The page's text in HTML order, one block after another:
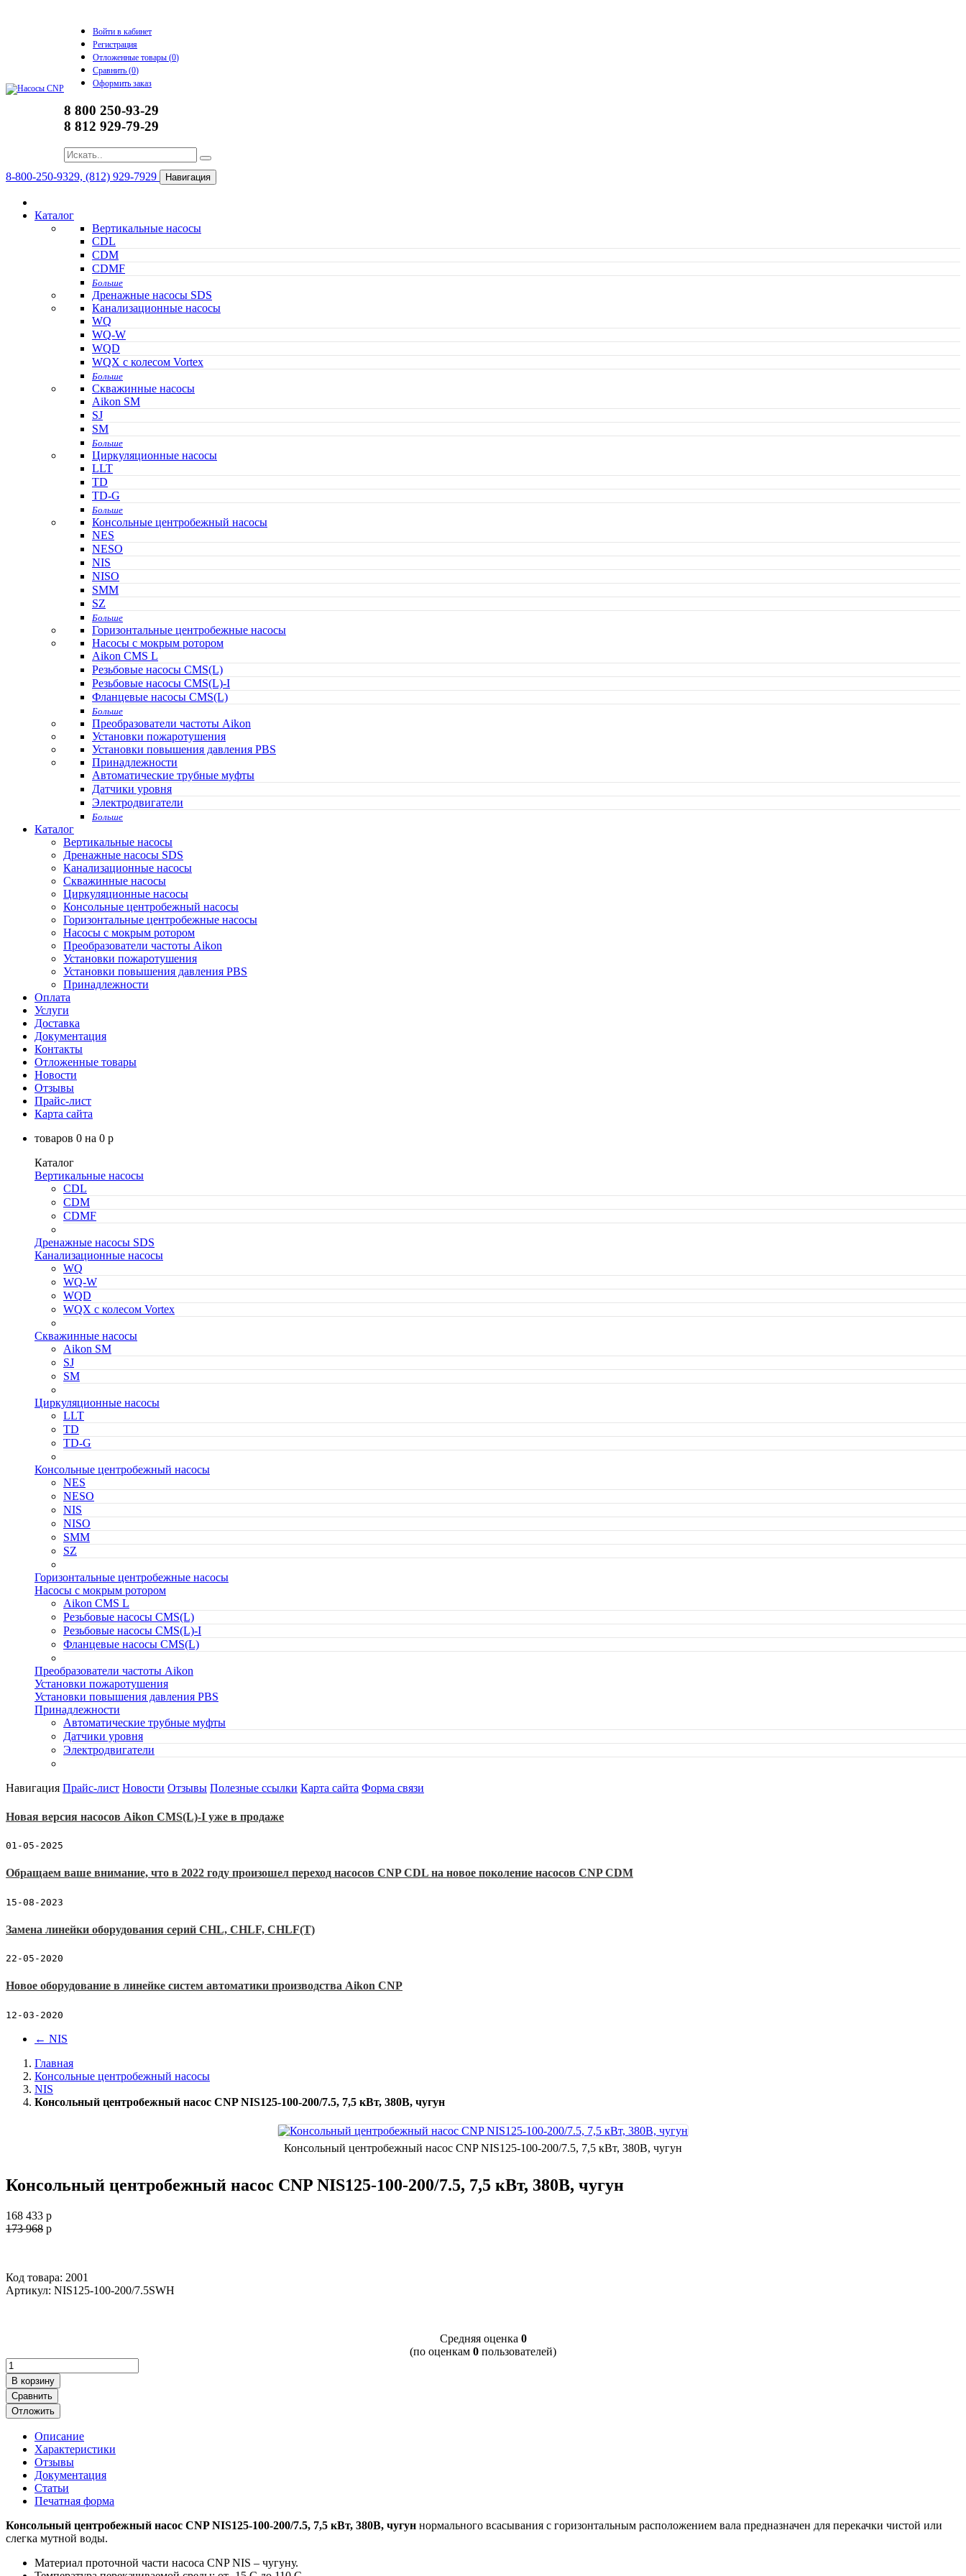
Войти в кабинет
Регистрация
Отложенные товары (0)
Сравнить (0)
Оформить заказ
8 800 250-93-29
8 812 929-79-29
8-800-250-9329, (812) 929-7929 Навигация
Каталог
Вертикальные насосы
CDL
CDM
CDMF
Больше
Дренажные насосы SDS
Канализационные насосы
WQ
WQ-W
WQD
WQX с колесом Vortex
Больше
Скважинные насосы
Aikon SM
SJ
SM
Больше
Циркуляционные насосы
LLT
TD
TD-G
Больше
Консольные центробежный насосы
NES
NESO
NIS
NISO
SMM
SZ
Больше
Горизонтальные центробежные насосы
Насосы с мокрым ротором
Aikon CMS L
Резьбовые насосы CMS(L)
Резьбовые насосы CMS(L)-I
Фланцевые насосы CMS(L)
Больше
Преобразователи частоты Aikon
Установки пожаротушения
Установки повышения давления PBS
Принадлежности
Автоматические трубные муфты
Датчики уровня
Электродвигатели
Больше
Каталог
Вертикальные насосы
Дренажные насосы SDS
Канализационные насосы
Скважинные насосы
Циркуляционные насосы
Консольные центробежный насосы
Горизонтальные центробежные насосы
Насосы с мокрым ротором
Преобразователи частоты Aikon
Установки пожаротушения
Установки повышения давления PBS
Принадлежности
Оплата
Услуги
Доставка
Документация
Контакты
Отложенные товары
Новости
Отзывы
Прайс-лист
Карта сайта
товаров 0 на 0 p
Каталог
Вертикальные насосы
CDL
CDM
CDMF
Дренажные насосы SDS
Канализационные насосы
WQ
WQ-W
WQD
WQX с колесом Vortex
Скважинные насосы
Aikon SM
SJ
SM
Циркуляционные насосы
LLT
TD
TD-G
Консольные центробежный насосы
NES
NESO
NIS
NISO
SMM
SZ
Горизонтальные центробежные насосы
Насосы с мокрым ротором
Aikon CMS L
Резьбовые насосы CMS(L)
Резьбовые насосы CMS(L)-I
Фланцевые насосы CMS(L)
Преобразователи частоты Aikon
Установки пожаротушения
Установки повышения давления PBS
Принадлежности
Автоматические трубные муфты
Датчики уровня
Электродвигатели
Навигация Прайс-лист Новости Отзывы Полезные ссылки Карта сайта Форма связи
Новая версия насосов Aikon CMS(L)-I уже в продаже
01-05-2025
Обращаем ваше внимание, что в 2022 году произошел переход насосов CNP CDL на новое поколение насосов CNP CDM
15-08-2023
Замена линейки оборудования серий CHL, CHLF, CHLF(T)
22-05-2020
Новое оборудование в линейке систем автоматики производства Aikon CNP
12-03-2020
← NIS
Главная
Консольные центробежный насосы
NIS
Консольный центробежный насос CNP NIS125-100-200/7.5, 7,5 кВт, 380В, чугун
Консольный центробежный насос CNP NIS125-100-200/7.5, 7,5 кВт, 380В, чугун
Консольный центробежный насос CNP NIS125-100-200/7.5, 7,5 кВт, 380В, чугун
168 433 p
173 968 p
Код товара: 2001
Артикул: NIS125-100-200/7.5SWH
Cредняя оценка 0
(по оценкам 0 пользователей)
В корзину
Сравнить
Отложить
Описание
Характеристики
Отзывы
Документация
Статьи
Печатная форма
Консольный центробежный насос CNP NIS125-100-200/7.5, 7,5 кВт, 380В, чугун нормального всасывания с горизонтальным расположением вала предназначен для перекачки чистой или
слегка мутной воды.
Материал проточной части насоса CNP NIS – чугуну.